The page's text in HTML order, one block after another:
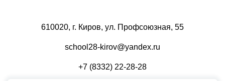
610020, г. Киров, ул. Профсоюзная, 55
school28-kirov@yandex.ru
+7 (8332) 22-28-28